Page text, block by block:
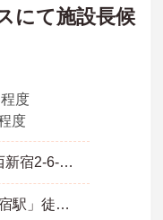
にて施設長候
程度
度
東京都 新宿区 西新宿2-6-1新宿住友ビル＜本社＞
ＪＲ山手線「新宿駅」徒歩8分